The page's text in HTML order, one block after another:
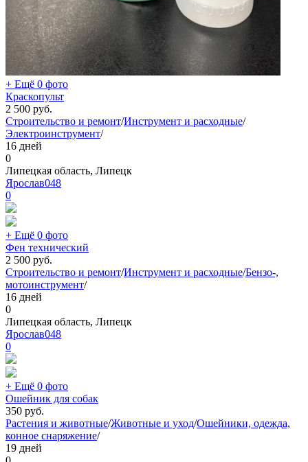
+ Ещё 0 фото
Краскопульт
2 500 руб.
Строительство и ремонт/Инструмент и расходные/
Электроинструмент/
16 дней
0
Липецкая область, Липецк
Ярослав048
0
+ Ещё 0 фото
Фен технический
2 500 руб.
Строительство и ремонт/Инструмент и расходные/Бензо-,
мотоинструмент/
16 дней
0
Липецкая область, Липецк
Ярослав048
0
+ Ещё 0 фото
Ошейник для собак
350 руб.
Растения и животные/Животные и уход/Ошейники, одежда,
конное снаряжение/
19 дней